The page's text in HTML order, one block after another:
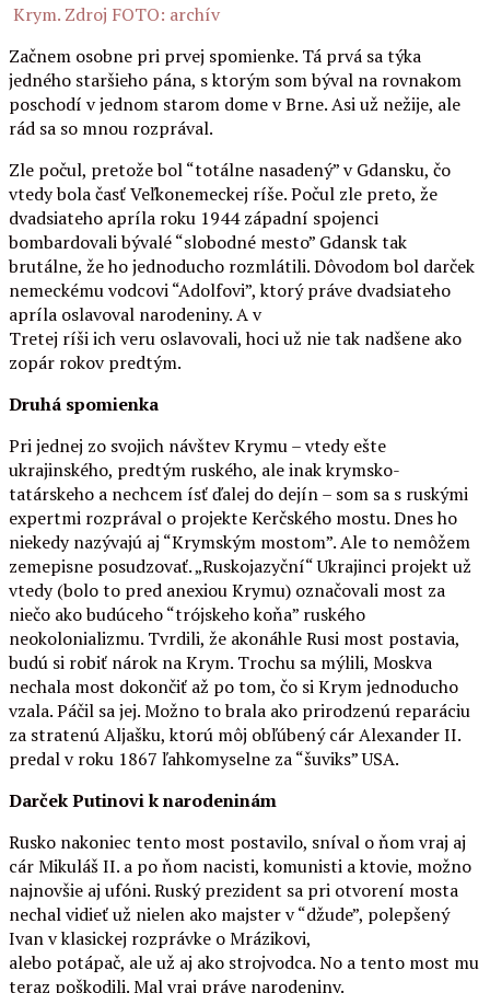
Krym. Zdroj FOTO: archív
Začnem osobne pri prvej spomienke. Tá prvá sa týka
jedného staršieho pána, s ktorým som býval na rovnakom
poschodí v jednom starom dome v Brne. Asi už nežije, ale
rád sa so mnou rozprával.
Zle počul, pretože bol “totálne nasadený” v Gdansku, čo
vtedy bola časť Veľkonemeckej ríše. Počul zle preto, že
dvadsiateho apríla roku 1944 západní spojenci
bombardovali bývalé “slobodné mesto” Gdansk tak
brutálne, že ho jednoducho rozmlátili. Dôvodom bol darček
nemeckému vodcovi “Adolfovi”, ktorý práve dvadsiateho
apríla oslavoval narodeniny. A v
Tretej ríši ich veru oslavovali, hoci už nie tak nadšene ako
zopár rokov predtým.
Druhá spomienka
Pri jednej zo svojich návštev Krymu – vtedy ešte
ukrajinského, predtým ruského, ale inak krymsko-
tatárskeho a nechcem ísť ďalej do dejín – som sa s ruskými
expertmi rozprával o projekte Kerčského mostu. Dnes ho
niekedy nazývajú aj “Krymským mostom”. Ale to nemôžem
zemepisne posudzovať. „Ruskojazyční“ Ukrajinci projekt už
vtedy (bolo to pred anexiou Krymu) označovali most za
niečo ako budúceho “trójskeho koňa” ruského
neokolonializmu. Tvrdili, že akonáhle Rusi most postavia,
budú si robiť nárok na Krym. Trochu sa mýlili, Moskva
nechala most dokončiť až po tom, čo si Krym jednoducho
vzala. Páčil sa jej. Možno to brala ako prirodzenú reparáciu
za stratenú Aljašku, ktorú môj obľúbený cár Alexander II.
predal v roku 1867 ľahkomyselne za “šuviks” USA.
Darček Putinovi k narodeninám
Rusko nakoniec tento most postavilo, sníval o ňom vraj aj
cár Mikuláš II. a po ňom nacisti, komunisti a ktovie, možno
najnovšie aj ufóni. Ruský prezident sa pri otvorení mosta
nechal vidieť už nielen ako majster v “džude”, polepšený
Ivan v klasickej rozprávke o Mrázikovi,
alebo potápač, ale už aj ako strojvodca. No a tento most mu
teraz poškodili. Mal vraj práve narodeniny.